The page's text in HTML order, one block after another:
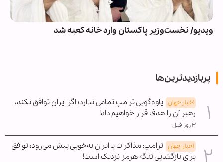
ویدیو/ نخست‌وزیر پاکستان وارد خانه کعبه شد
پربازدیدترین‌ها
اخبار جهان یاوه‌گویی ترامپ تمامی ندارد؛ اگر ایران توافق نکند،
رهبر آن را هدف قرار خواهیم داد!
۳ روز قبل
اخبار جهان ترامپ: مذاکرات با ایران به‌خوبی پیش می‌رود؛ توافق
برای بازگشایی تنگه هرمز نزدیک است!